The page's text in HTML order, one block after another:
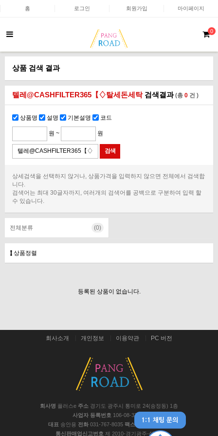
홈 로그인 회원가입 마이페이지
0
상품 검색 결과
텔레@CASHFILTER365【♢탈세돈세탁검색결과(총 0 건 )
상품명 설명 기본설명 코드
원 ~ 원
상세검색을 선택하지 않거나, 상품가격을 입력하지 않으면 전체에서 검색합
니다.
검색어는 최대 30글자까지, 여러개의 검색어를 공백으로 구분하여 입력 할
수 있습니다.
전체분류 (0)
상품정렬
등록된 상품이 없습니다.
회사소개 개인정보 이용약관 PC 버전
회사명 플러스e 주소 경기도 광주시 통미로 24(송정동) 1층
사업자 등록번호 106-08-37441
대표 송안용 전화 031-767-8035 팩스 031-767-8048
통신판매업신고번호 제 2010-경기광주-467호